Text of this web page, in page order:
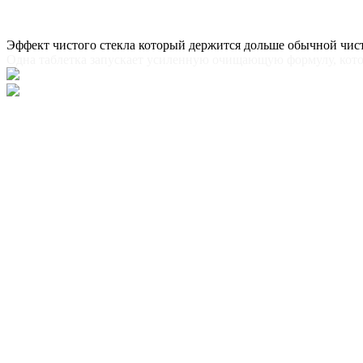
Эффект чистого стекла который держится дольше обычной